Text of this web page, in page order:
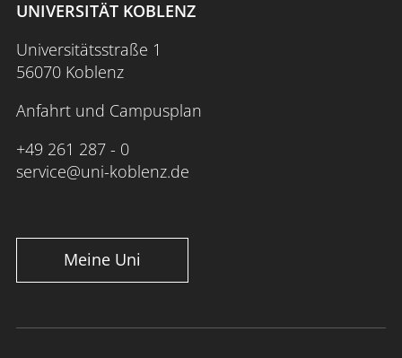
UNIVERSITÄT KOBLENZ
Universitätsstraße 1
56070 Koblenz
Anfahrt und Campusplan
+49 261 287 - 0
service@uni-koblenz.de
Meine Uni